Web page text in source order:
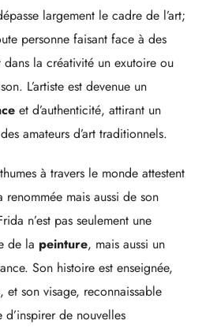
largement le cadre de l’art;
personne faisant face à des
dans la créativité un exutoire ou
L’artiste est devenue un
et d’authenticité, attirant un
amateurs d’art traditionnels.
à travers le monde attestent
renommée mais aussi de son
n’est pas seulement une
de la peinture, mais aussi un
Son histoire est enseignée,
et son visage, reconnaissable
de nouvelles